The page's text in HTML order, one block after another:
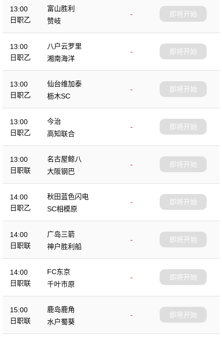
13:00
日职乙
富山胜利
-
赞岐
即将开始
13:00
日职乙
八户云罗里
-
湘南海洋
即将开始
13:00
日职乙
仙台维加泰
-
枥木SC
即将开始
13:00
日职乙
今治
-
高知联合
即将开始
13:00
日职联
名古屋鲸八
-
大阪钢巴
即将开始
14:00
日职乙
秋田蓝色闪电
-
SC相模原
即将开始
14:00
日职联
广岛三箭
-
神户胜利船
即将开始
14:00
日职联
FC东京
-
千叶市原
即将开始
15:00
日职联
鹿岛鹿角
-
水户蜀葵
即将开始